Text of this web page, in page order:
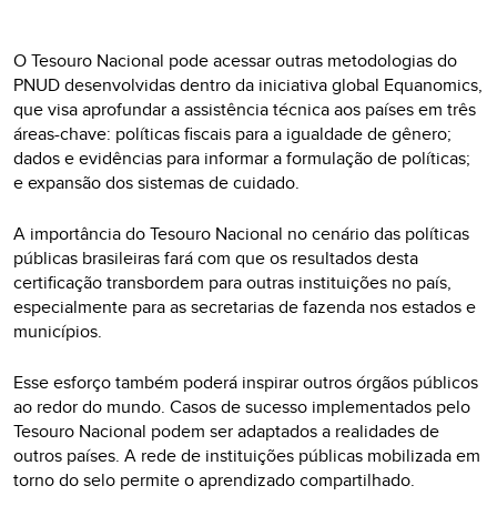
O Tesouro Nacional pode acessar outras metodologias do
PNUD desenvolvidas dentro da iniciativa global Equanomics,
que visa aprofundar a assistência técnica aos países em três
áreas-chave: políticas fiscais para a igualdade de gênero;
dados e evidências para informar a formulação de políticas;
e expansão dos sistemas de cuidado.
A importância do Tesouro Nacional no cenário das políticas
públicas brasileiras fará com que os resultados desta
certificação transbordem para outras instituições no país,
especialmente para as secretarias de fazenda nos estados e
municípios.
Esse esforço também poderá inspirar outros órgãos públicos
ao redor do mundo. Casos de sucesso implementados pelo
Tesouro Nacional podem ser adaptados a realidades de
outros países. A rede de instituições públicas mobilizada em
torno do selo permite o aprendizado compartilhado.